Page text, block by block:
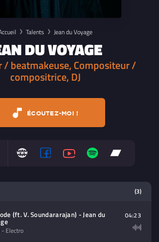
Talents Jean du Voyage
DU VOYAGE
/ beatmakeuse, Compositeur /
compositrice, DJ
ÉCOUTEZ-MOI !
contenu à lire (audio/video)
(3)
(ft. V. Soundararajan) - Jean du
- Electro
04:23